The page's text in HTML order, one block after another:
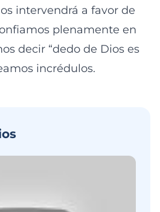
intervendrá a favor de
plenamente en
decir “dedo de Dios es
incrédulos.